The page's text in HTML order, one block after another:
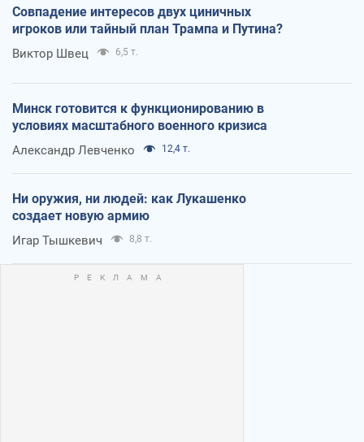
Совпадение интересов двух циничных
игроков или тайный план Трампа и Путина?
Виктор Швец 6,5 т.
Минск готовится к функционированию в
условиях масштабного военного кризиса
Александр Левченко 12,4 т.
Ни оружия, ни людей: как Лукашенко
создает новую армию
Игар Тышкевич 8,8 т.